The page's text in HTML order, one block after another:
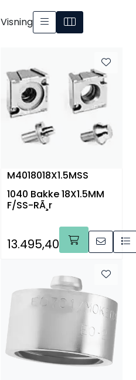
Visning
M4018018X1.5MSS
1040 Bakke 18X1.5MM
F/SS-RÃ¸r
13.495,40